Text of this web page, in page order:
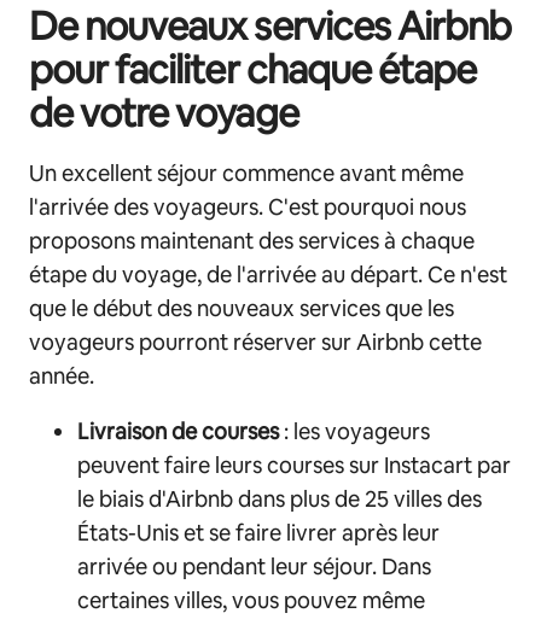
De nouveaux services Airbnb
pour faciliter chaque étape
de votre voyage
Un excellent séjour commence avant même
l'arrivée des voyageurs. C'est pourquoi nous
proposons maintenant des services à chaque
étape du voyage, de l'arrivée au départ. Ce n'est
que le début des nouveaux services que les
voyageurs pourront réserver sur Airbnb cette
année.
Livraison de courses: les voyageurs
peuvent faire leurs courses sur Instacart par
le biais d'Airbnb dans plus de 25 villes des
États-Unis et se faire livrer après leur
arrivée ou pendant leur séjour. Dans
certaines villes, vous pouvez même